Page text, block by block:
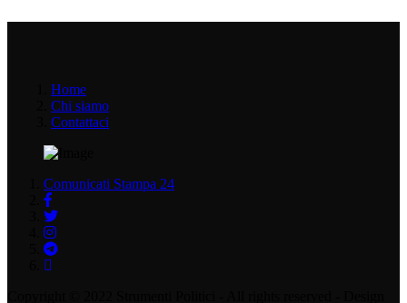
Home
Chi siamo
Contattaci
Comunicati Stampa 24